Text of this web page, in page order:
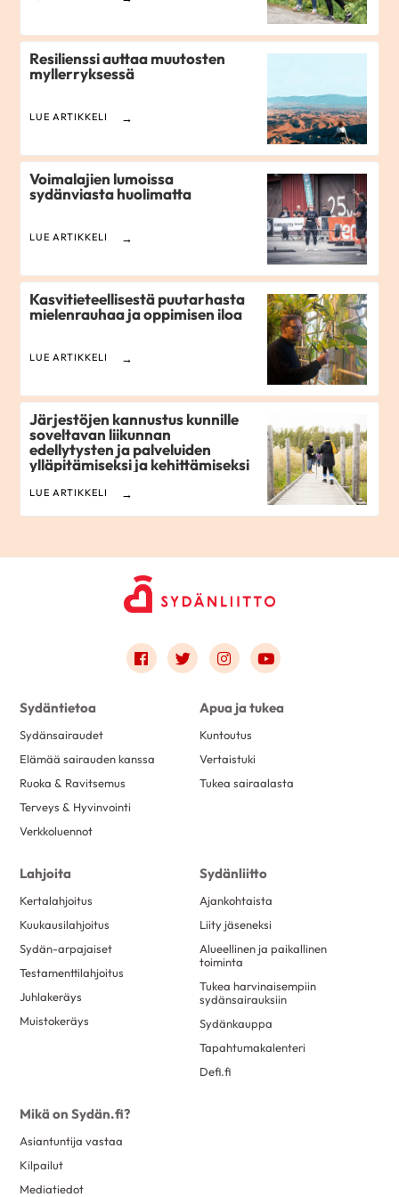
Resilienssi auttaa muutosten
myllerryksessä
LUE ARTIKKELI
Voimalajien lumoissa
sydänviasta huolimatta
LUE ARTIKKELI
Kasvitieteellisestä puutarhasta
mielenrauhaa ja oppimisen iloa
LUE ARTIKKELI
Järjestöjen kannustus kunnille
soveltavan liikunnan
edellytysten ja palveluiden
ylläpitämiseksi ja kehittämiseksi
LUE ARTIKKELI
Link to facebook
Link to twitter
Link to instagram
Link to youtube
Sydäntietoa
Sydänsairaudet
Elämää sairauden kanssa
Ruoka & Ravitsemus
Terveys & Hyvinvointi
Verkkoluennot
Apua ja tukea
Kuntoutus
Vertaistuki
Tukea sairaalasta
Lahjoita
Kertalahjoitus
Kuukausilahjoitus
Sydän-arpajaiset
Testamenttilahjoitus
Juhlakeräys
Muistokeräys
Sydänliitto
Ajankohtaista
Liity jäseneksi
Alueellinen ja paikallinen
toiminta
Tukea harvinaisempiin
sydänsairauksiin
Sydänkauppa
Tapahtumakalenteri
Defi.fi
Mikä on Sydän.fi?
Asiantuntija vastaa
Kilpailut
Mediatiedot